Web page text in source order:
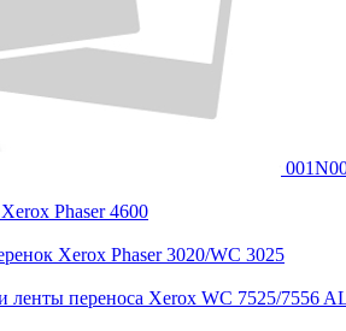
Phaser 4600
Xerox Phaser 3020/WC 3025
ленты переноса Xerox WC 7525/7556